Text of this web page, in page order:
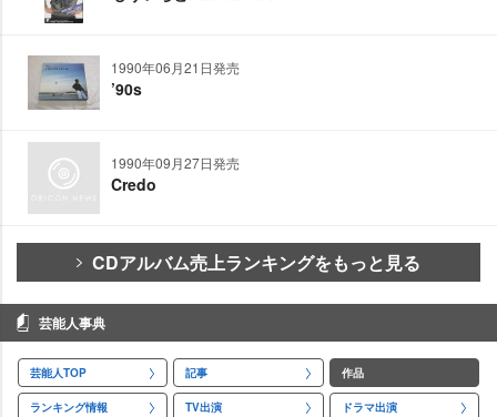
1990年06月21日発売
’90s
1990年09月27日発売
Credo
CDアルバム売上ランキングをもっと見る
芸能人事典
芸能人TOP 記事 作品
ランキング情報 TV出演 ドラマ出演